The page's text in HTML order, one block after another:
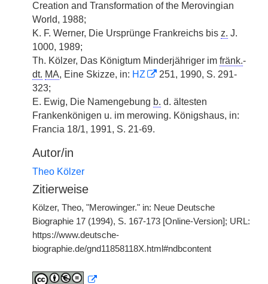
Creation and Transformation of the Merovingian
World, 1988;
K. F. Werner, Die Ursprünge Frankreichs bis z. J.
1000, 1989;
Th. Kölzer, Das Königtum Minderjähriger im fränk.-
dt. MA, Eine Skizze, in: HZ
251, 1990, S. 291-
323;
E. Ewig, Die Namengebung b. d. ältesten
Frankenkönigen u. im merowing. Königshaus, in:
Francia 18/1, 1991, S. 21-69.
Autor/in
Theo Kölzer
Zitierweise
Kölzer, Theo, "Merowinger." in: Neue Deutsche
Biographie 17 (1994), S. 167-173 [Online-Version]; URL:
https://www.deutsche-
biographie.de/gnd11858118X.html#ndbcontent